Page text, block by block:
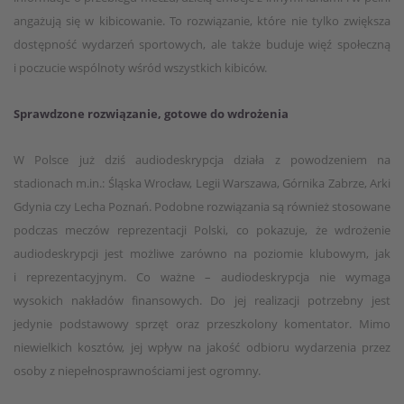
angażują się w kibicowanie. To rozwiązanie, które nie tylko zwiększa
dostępność wydarzeń sportowych, ale także buduje więź społeczną
i poczucie wspólnoty wśród wszystkich kibiców.
Sprawdzone rozwiązanie, gotowe do wdrożenia
W Polsce już dziś audiodeskrypcja działa z powodzeniem na
stadionach m.in.: Śląska Wrocław, Legii Warszawa, Górnika Zabrze, Arki
Gdynia czy Lecha Poznań. Podobne rozwiązania są również stosowane
podczas meczów reprezentacji Polski, co pokazuje, że wdrożenie
audiodeskrypcji jest możliwe zarówno na poziomie klubowym, jak
i reprezentacyjnym. Co ważne – audiodeskrypcja nie wymaga
wysokich nakładów finansowych. Do jej realizacji potrzebny jest
jedynie podstawowy sprzęt oraz przeszkolony komentator. Mimo
niewielkich kosztów, jej wpływ na jakość odbioru wydarzenia przez
osoby z niepełnosprawnościami jest ogromny.